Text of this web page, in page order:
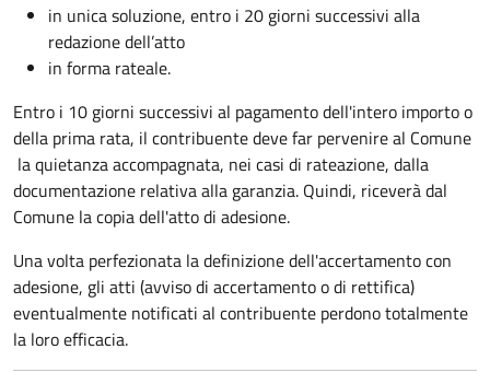
in unica soluzione, entro i 20 giorni successivi alla
redazione dell’atto
in forma rateale.
Entro i 10 giorni successivi al pagamento dell'intero importo o
della prima rata, il contribuente deve far pervenire al Comune
la quietanza accompagnata, nei casi di rateazione, dalla
documentazione relativa alla garanzia. Quindi, riceverà dal
Comune la copia dell'atto di adesione.
Una volta perfezionata la definizione dell'accertamento con
adesione, gli atti (avviso di accertamento o di rettifica)
eventualmente notificati al contribuente perdono totalmente
la loro efficacia.